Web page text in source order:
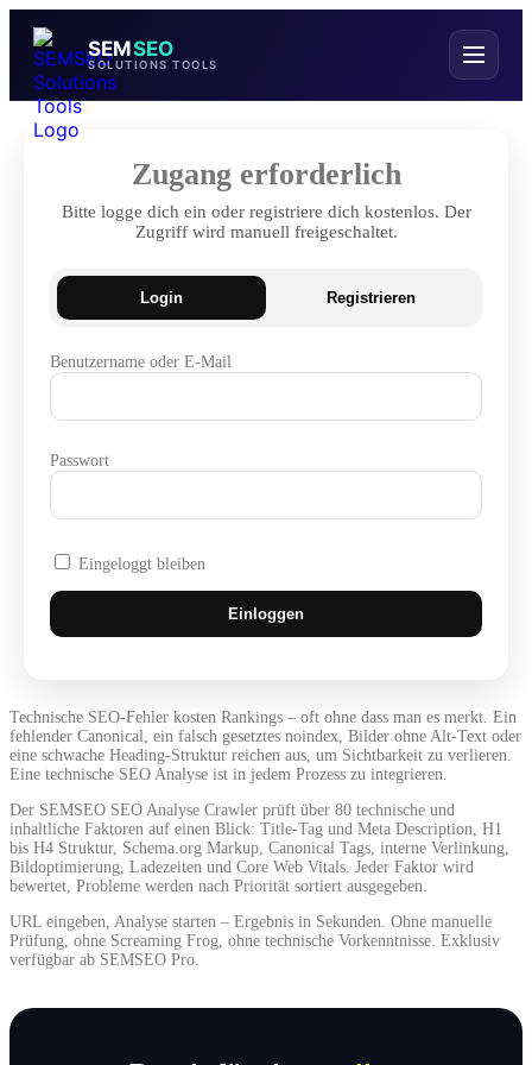
SEMSEO
SOLUTIONS TOOLS
Zugang erforderlich
Bitte logge dich ein oder registriere dich kostenlos. Der
Zugriff wird manuell freigeschaltet.
Login Registrieren
Benutzername oder E-Mail
Passwort
Eingeloggt bleiben
Technische SEO-Fehler kosten Rankings – oft ohne dass man es merkt. Ein
fehlender Canonical, ein falsch gesetztes noindex, Bilder ohne Alt-Text oder
eine schwache Heading-Struktur reichen aus, um Sichtbarkeit zu verlieren.
Eine technische SEO Analyse ist in jedem Prozess zu integrieren.
Der SEMSEO SEO Analyse Crawler prüft über 80 technische und
inhaltliche Faktoren auf einen Blick: Title-Tag und Meta Description, H1
bis H4 Struktur, Schema.org Markup, Canonical Tags, interne Verlinkung,
Bildoptimierung, Ladezeiten und Core Web Vitals. Jeder Faktor wird
bewertet, Probleme werden nach Priorität sortiert ausgegeben.
URL eingeben, Analyse starten – Ergebnis in Sekunden. Ohne manuelle
Prüfung, ohne Screaming Frog, ohne technische Vorkenntnisse. Exklusiv
verfügbar ab SEMSEO Pro.